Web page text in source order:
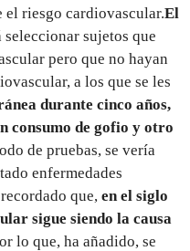
el riesgo cardiovascular.El
seleccionar sujetos que
pero que no hayan
a los que se les
durante cinco años,
consumo de gofio y otro
de pruebas, se vería
enfermedades
que, en el siglo
sigue siendo la causa
lo que, ha añadido, se